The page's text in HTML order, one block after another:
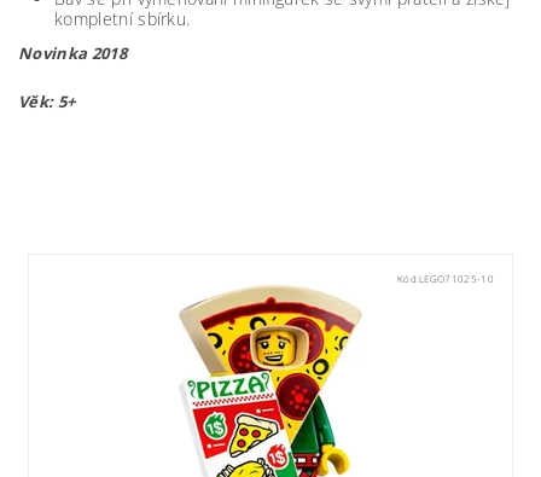
kompletní sbírku.
Novinka 2018
Věk: 5+
Kód:LEGO71025-10